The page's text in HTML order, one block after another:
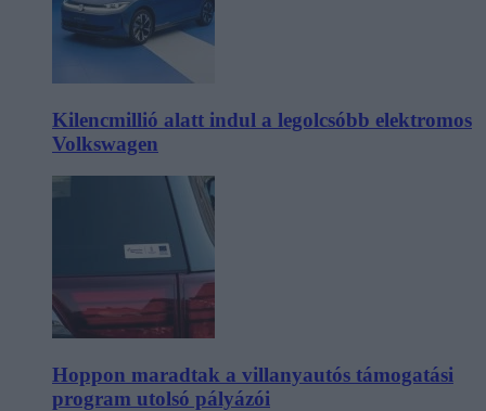
Kilencmillió alatt indul a legolcsóbb elektromos
Volkswagen
Hoppon maradtak a villanyautós támogatási
program utolsó pályázói